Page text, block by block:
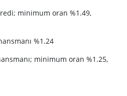
minimum oran %1.49,
%1.24
minimum oran %1.25,